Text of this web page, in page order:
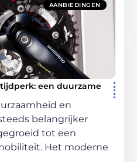
AANBIEDINGEN
een duurzame
en
belangrijker
tot een
Het moderne